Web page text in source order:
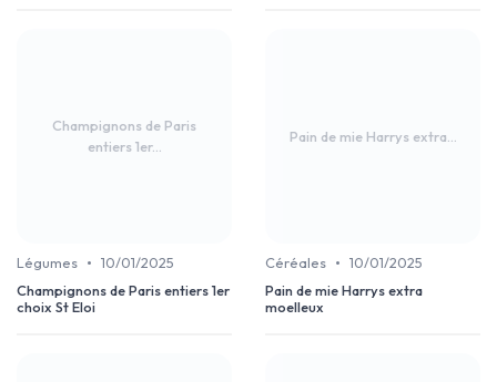
Champignons de Paris
entiers 1er...
Légumes • 10/01/2025
Champignons de Paris entiers 1er
choix St Eloi
Pain de mie Harrys extra...
Céréales • 10/01/2025
Pain de mie Harrys extra
moelleux